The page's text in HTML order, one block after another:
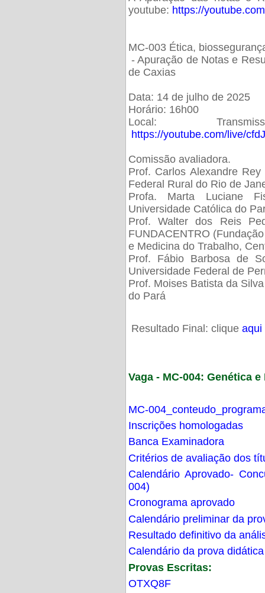
youtube: https://
MC-003 Ética,
- Apuração de Notas e
de Caxias
Data: 14 de julho de 2025
Horário: 16h00
Local:
https://youtube.com/live/
Comissão avaliadora.
Prof. Carlos Alexandre
Federal Rural do Rio de
Profa. Marta Luciane
Universidade Católica do
Prof. Walter dos Reis
FUNDACENTRO
e Medicina do Trabalho,
Prof. Fábio Barbosa de
Universidade Federal de
Prof. Moises Batista da
do Pará
Resultado Final: clique aqui
Vaga - MC-004: Genética
MC-
Inscrições homologadas
Banca Examinadora
Critérios de avaliação dos
Calendário Aprovado-
004)
Cronograma aprovado
Calendário preliminar da
Resultado definitivo da
Calendário da prova didática
Provas Escritas:
OTXQ8F